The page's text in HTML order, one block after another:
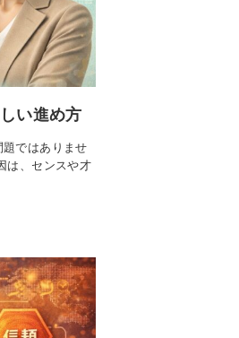
い進め方
ではありませ
は、センスや才